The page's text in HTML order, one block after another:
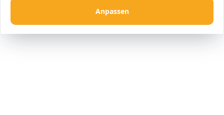
Anpassen